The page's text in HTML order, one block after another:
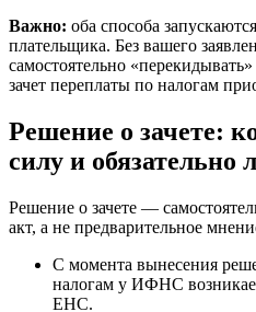
Важно: оба способа
плательщика. Без вашего
самостоятельно
зачет переплаты по налогам
Решение о зачете:
силу и
Решение о зачете —
акт, а не предварительное
С момента вынесения
налогам у ИФНС
ЕНС.